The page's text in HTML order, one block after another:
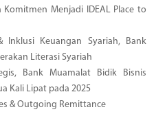
Menjadi IDEAL Place to
Inklusi Keuangan Syariah, Bank
Literasi Syariah
Bank Muamalat Bidik Bisnis
Kali Lipat pada 2025
& Outgoing Remittance